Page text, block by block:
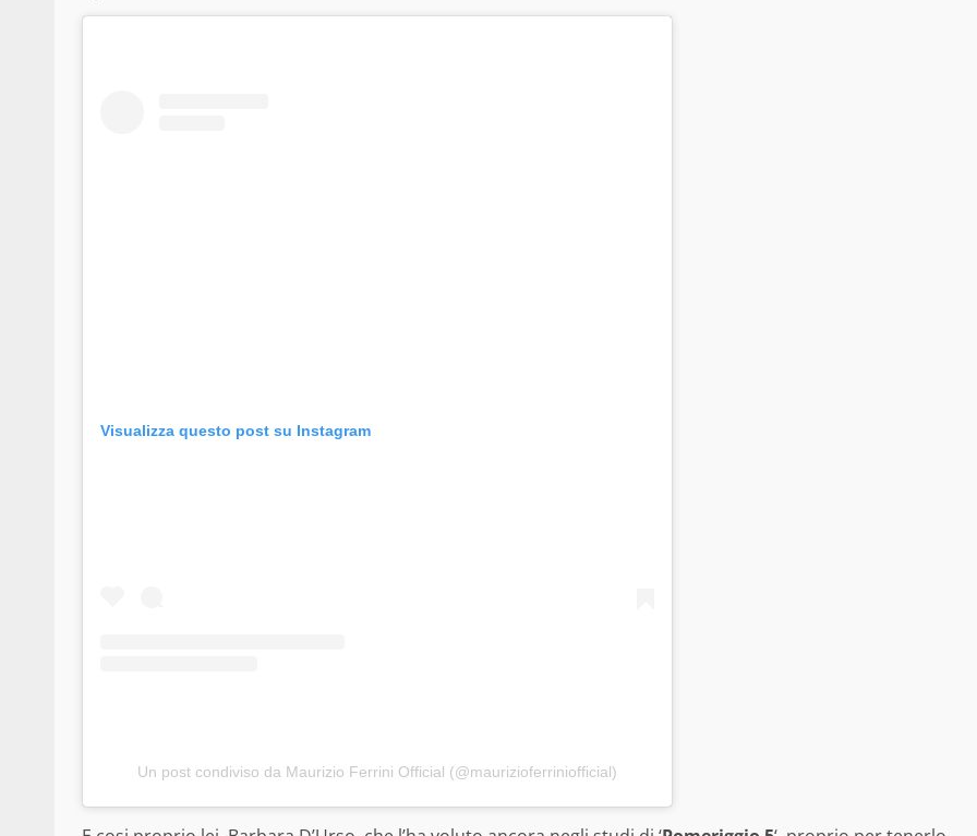
Visualizza questo post su Instagram
Un post condiviso da Maurizio Ferrini Official (@maurizioferriniofficial)